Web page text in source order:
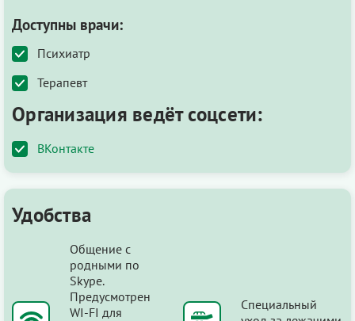
Доступны врачи:
Психиатр
Терапевт
Организация ведёт соцсети:
ВКонтакте
Удобства
Общение с
родными по
Skype.
Предусмотрен
WI-FI для
Специальный